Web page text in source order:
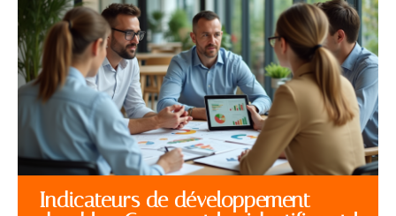
Indicateurs de développement